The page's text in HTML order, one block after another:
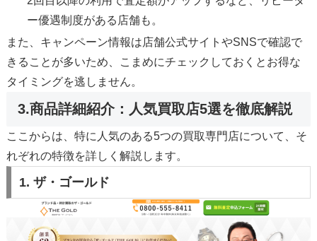
ー優遇制度がある店舗も。
また、キャンペーン情報は店舗公式サイトやSNSで確認で
きることが多いため、こまめにチェックしておくとお得な
タイミングを逃しません。
3.商品詳細紹介：人気買取店5選を徹底解説
ここからは、特に人気のある5つの買取専門店について、そ
れぞれの特徴を詳しく解説します。
1. ザ・ゴールド